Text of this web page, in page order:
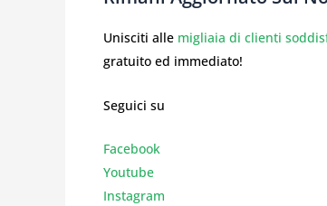
Unisciti alle migliaia di clienti
gratuito ed immediato!
Seguici su
Facebook
Youtube
Instagram